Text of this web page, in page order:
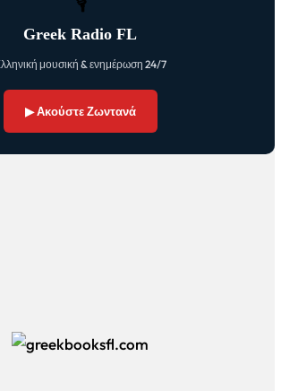
Greek Radio FL
μουσική & ενημέρωση 24/7
▶ Ακούστε Ζωντανά